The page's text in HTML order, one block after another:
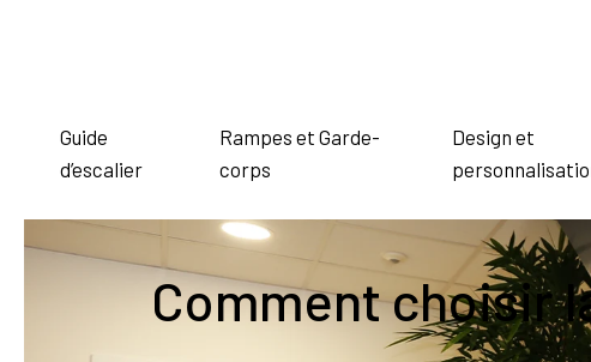
Guide
d’escalier
Rampes et Garde-
corps
Design et
Comment choisir